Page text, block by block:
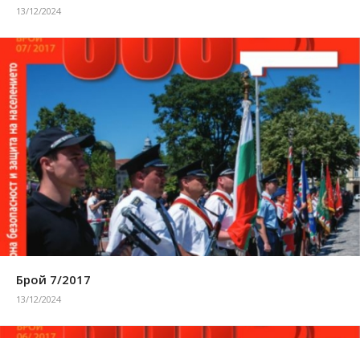
13/12/2024
Брой 7/2017
13/12/2024